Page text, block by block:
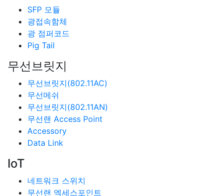
SFP 모듈
광접속함체
광 점퍼코드
Pig Tail
무선브릿지
무선브릿지(802.11AC)
무선메쉬
무선브릿지(802.11AN)
무선랜 Access Point
Accessory
Data Link
IoT
네트워크 스위치
무선랜 엑세스포인트